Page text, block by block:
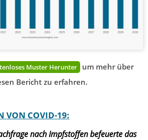
Muster Herunter
um mehr über
Bericht zu erfahren.
VON COVID-19:
nach Impfstoffen befeuerte das